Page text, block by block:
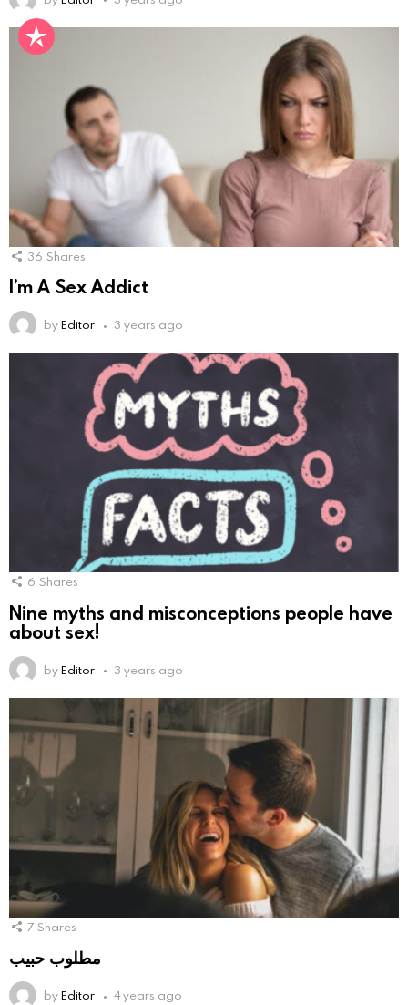
36 Shares
I’m A Sex Addict
byEditor 3 years ago
6 Shares
Nine myths and misconceptions people have
about sex!
byEditor 3 years ago
7 Shares
مطلوب حبيب
byEditor 4 years ago